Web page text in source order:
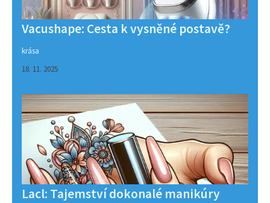
Vacushape: Cesta k vysněné postavě?
krása
18. 11. 2025
Lacl: Tajemství dokonalé manikúry